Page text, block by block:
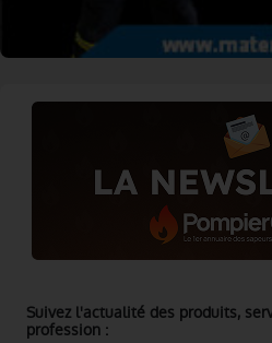
Suivez l'actualité des produits,
profession :